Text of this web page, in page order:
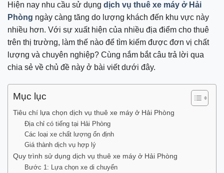
Hiện nay nhu cầu sử dụng dịch vụ thuê xe máy ở Hải
Phòng ngày càng tăng do lượng khách đến khu vực này
nhiều hơn. Với sự xuất hiện của nhiều địa điểm cho thuê
trên thị trường, làm thế nào để tìm kiếm được đơn vị chất
lượng và chuyên nghiệp? Cùng nắm bắt câu trả lời qua
chia sẻ về chủ đề này ở bài viết dưới đây.
Mục lục
Tiêu chí lựa chọn dịch vụ thuê xe máy ở Hải Phòng
Địa chỉ có tiếng tại Hải Phòng
Các loại xe chất lượng ổn định
Giá thành dịch vụ hợp lý
Quy trình sử dụng dịch vụ thuê xe máy ở Hải Phòng
Bước 1: Lựa chọn xe di chuyển